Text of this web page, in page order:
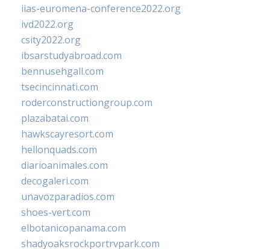
iias-euromena-conference2022.org
ivd2022.org
csity2022.org
ibsarstudyabroad.com
bennusehgall.com
tsecincinnati.com
roderconstructiongroup.com
plazabatai.com
hawkscayresort.com
hellonquads.com
diarioanimales.com
decogaleri.com
unavozparadios.com
shoes-vert.com
elbotanicopanama.com
shadyoaksrockportrvpark.com